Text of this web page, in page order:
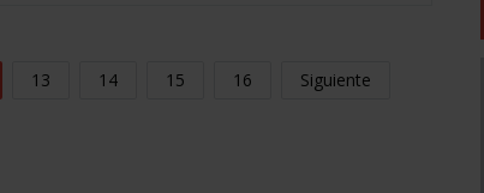
13 14 15 16
Siguiente